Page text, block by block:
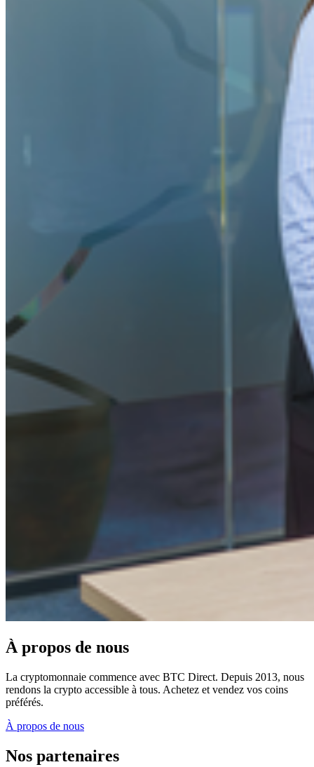
À propos de nous
La cryptomonnaie commence avec BTC Direct. Depuis 2013, nous
rendons la crypto accessible à tous. Achetez et vendez vos coins
préférés.
À propos de nous
Nos partenaires